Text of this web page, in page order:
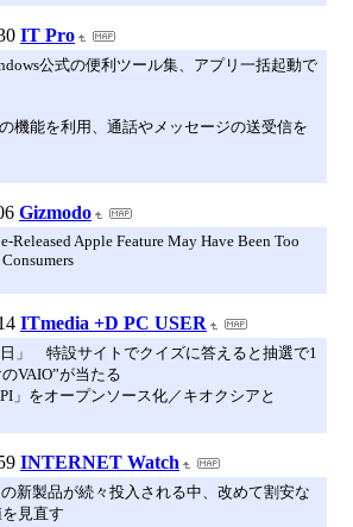
IT Pro
公式の便利ツール集、アプリ一括起動で
機能を利用、通話やメッセージの送受信を
Gizmodo
Released Apple Feature May Have Been Too
ITmedia +D PC USER
」 特設サイトでクイズに答えると抽選で1
VAIO”が当たる
」をオープンソース化／キオクシアと
INTERNET Watch
新製品が続々投入される中、改めて割安な
見直す